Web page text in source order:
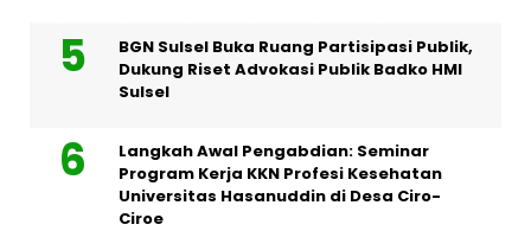
BGN Sulsel Buka Ruang Partisipasi Publik,
Dukung Riset Advokasi Publik Badko HMI
Sulsel
Langkah Awal Pengabdian: Seminar
Program Kerja KKN Profesi Kesehatan
Universitas Hasanuddin di Desa Ciro-
Ciroe